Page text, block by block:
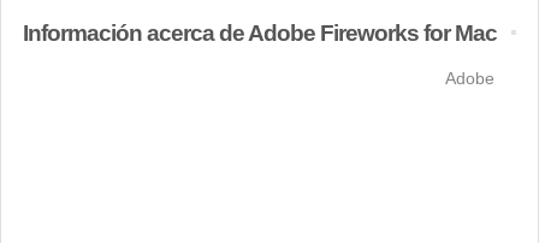
Información acerca de Adobe Fireworks for Mac
Adobe